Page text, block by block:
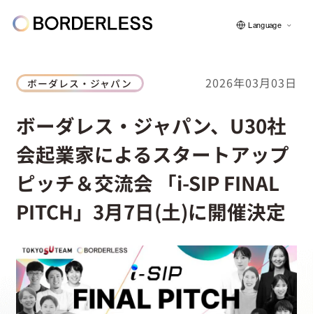
ボーダレスについて
グループの仕組み
ソーシャルビジネス
フェロー紹介
Language
ボーダレス・ジャパン 2026年03月03日
ボーダレス・ジャパン、U30社
会起業家によるスタートアップ
ピッチ＆交流会 「i-SIP FINAL
PITCH」3月7日(土)に開催決定